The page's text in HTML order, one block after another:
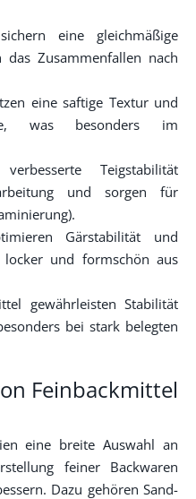
eine gleichmäßige
Zusammenfallen nach
eine saftige Textur und
was besonders im
Teigstabilität
und sorgen für
Gärstabilität und
locker und formschön aus
gewährleisten Stabilität
bei stark belegten
Feinbackmittel
eine breite Auswahl an
feiner Backwaren
Dazu gehören Sand-